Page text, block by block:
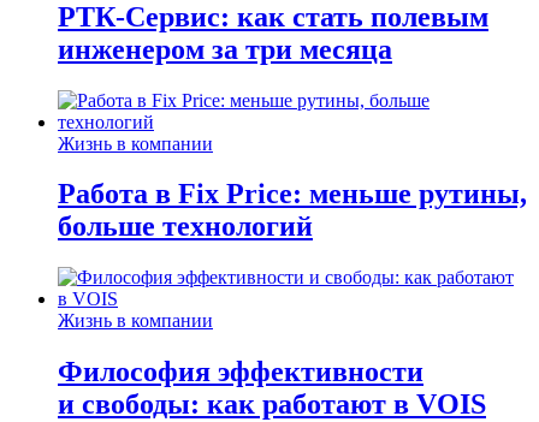
РТК-Сервис: как стать полевым
инженером за три месяца
Жизнь в компании
Работа в Fix Price: меньше рутины,
больше технологий
Жизнь в компании
Философия эффективности
и свободы: как работают в VOIS